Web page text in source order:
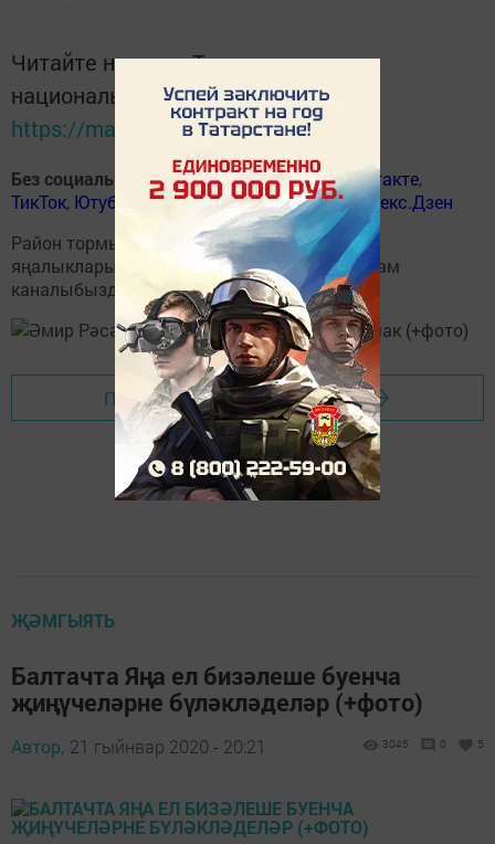
Читайте новости Татарстана в
национальном мессенджере MАХ:
https://max.ru/tatmedia
Без социаль челтәрләрдә:ВКонтакте,ВКонтакте,
ТикТок, Ютуб Одноклассники,Телеграм,Яндекс.Дзен
Район тормышына кагылышлы иң мөһим
яңалыкларыбызны
Балтаси_Хезмэт
телеграм
каналыбызда да укыгыз.
Перейти на страницу новости
ҖӘМГЫЯТЬ
Балтачта Яңа ел бизәлеше буенча
җиңүчеләрне бүләкләделәр (+фото)
Автор, 21 гыйнвар 2020 - 20:21 3045 0 5